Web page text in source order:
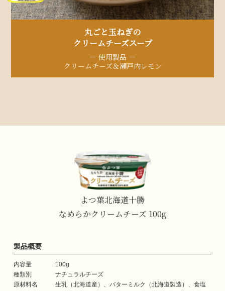
丸ごと玉ねぎの
クリームチーズスープ
— 使用製品 —
クリームチーズ＆瀬戸内レモン
よつ葉北海道十勝
なめらかクリームチーズ 100g
製品概要
内容量
100g
種類別
ナチュラルチーズ
原材料名
生乳（北海道産）、バターミルク
（北海道製造）、食塩